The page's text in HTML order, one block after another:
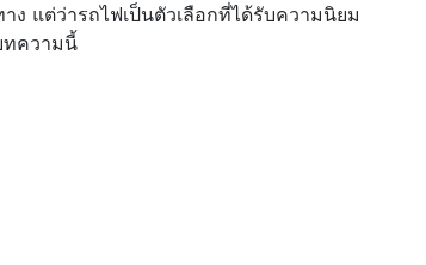
ง แต่ว่ารถไฟเป็นตัวเลือกที่ได้รับความนิยม
ทความนี้